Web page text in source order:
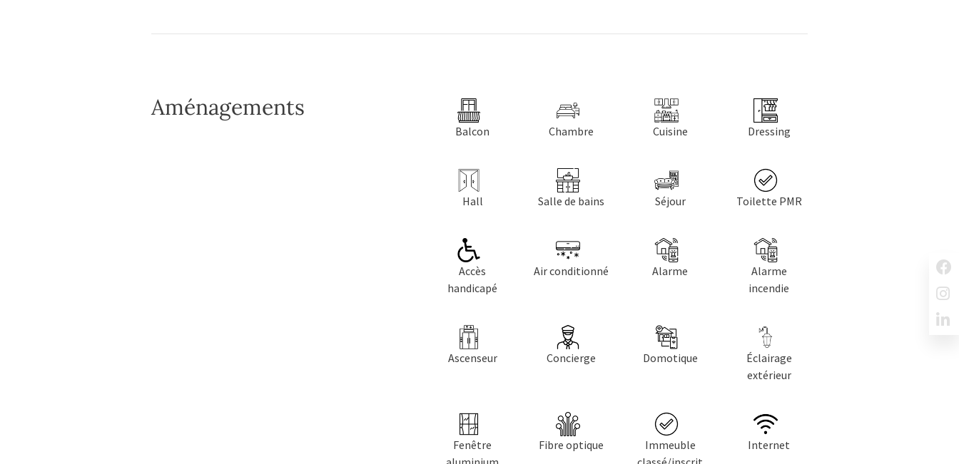
Aménagements
Balcon Chambre Cuisine Dressing
Hall Salle de bains Séjour Toilette PMR
Accès
handicapé
Air conditionné Alarme
Alarme
incendie
Ascenseur Concierge Domotique
Éclairage
extérieur
Fenêtre
Fibre optique
Immeuble
Internet